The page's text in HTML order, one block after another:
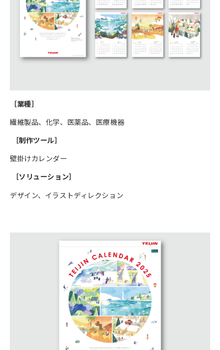
お役立ちブログ
［業種］
繊維製品、化学、医薬品、医療機器
［制作ツール］
壁掛けカレンダー
［ソリューション］
デザイン、イラストディレクション